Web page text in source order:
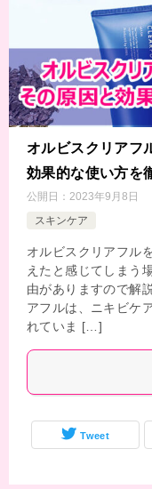
オルビスクリアフ
効果的な使い方を
公開日： 2023年9月8日
スキンケア
オルビスクリアフル
えたと感じてしまう
由がありますので解
アフルは、ニキビケ
れていま […]
Tweet